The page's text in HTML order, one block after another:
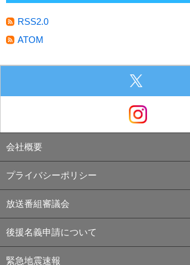
RSS2.0
ATOM
会社概要
プライバシーポリシー
放送番組審議会
後援名義申請について
緊急地震速報